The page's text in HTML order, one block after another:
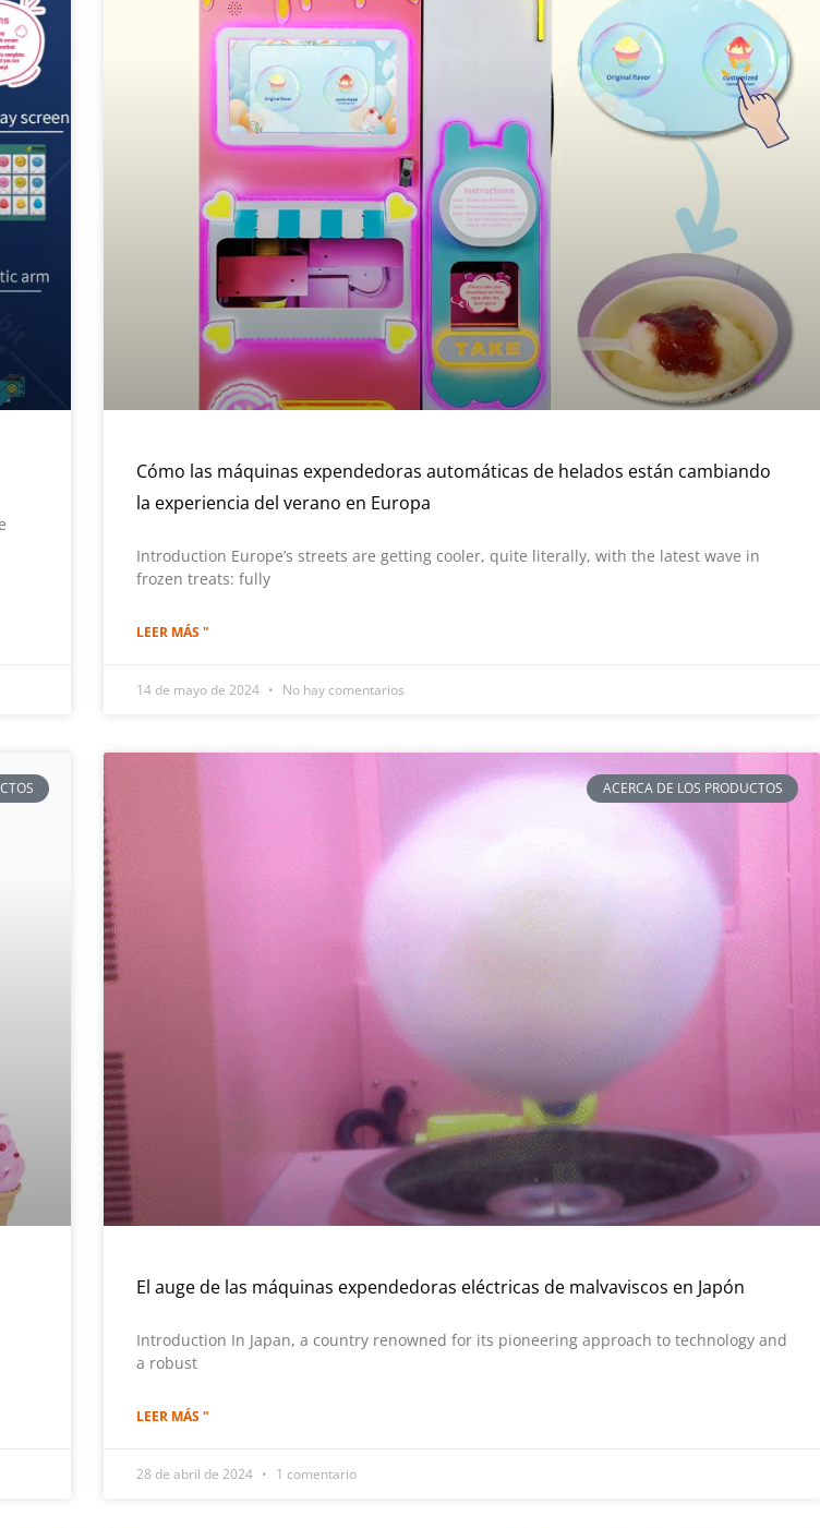
Cómo las máquinas expendedoras automáticas de helados están cambiando
la experiencia del verano en Europa
Introduction Europe’s streets are getting cooler, quite literally, with the latest wave in
frozen treats: fully
LEER MÁS "
14 de mayo de 2024 No hay comentarios
ACERCA DE LOS PRODUCTOS
El auge de las máquinas expendedoras eléctricas de malvaviscos en Japón
Introduction In Japan, a country renowned for its pioneering approach to technology and
a robust
LEER MÁS "
28 de abril de 2024 1 comentario